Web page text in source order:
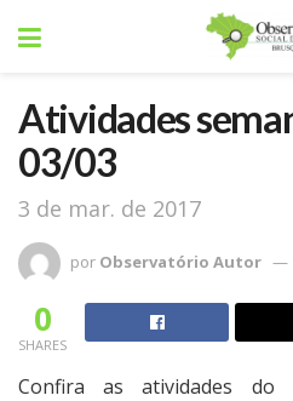
Atividades
03/03
3 de mar. de 2017
por Observatório Autor
0
SHARES
Confira as atividades do